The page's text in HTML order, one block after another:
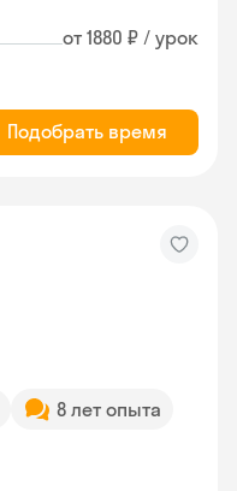
от 1880 ₽ / урок
Подобрать время
8 лет опыта